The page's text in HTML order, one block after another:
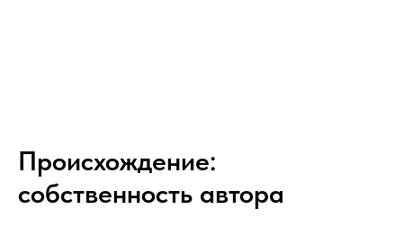
Происхождение:
собственность автора